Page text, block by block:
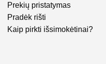
Prekių pristatymas
Pradėk rišti
Kaip pirkti išsimokėtinai?